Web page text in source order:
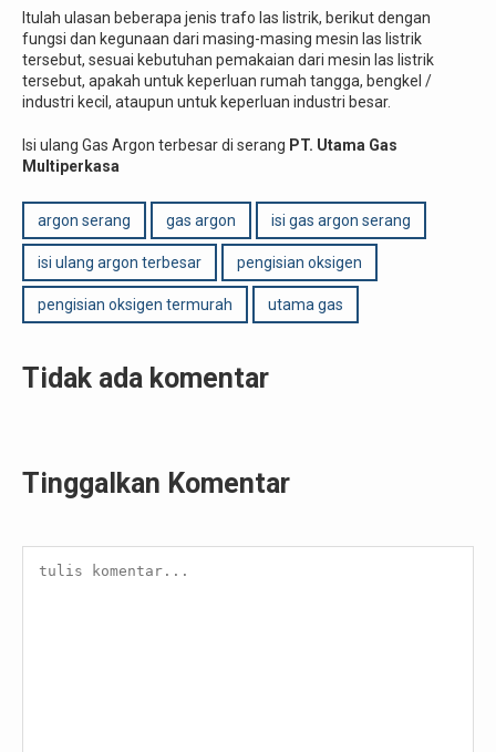
Itulah ulasan beberapa jenis trafo las listrik, berikut dengan
fungsi dan kegunaan dari masing-masing mesin las listrik
tersebut, sesuai kebutuhan pemakaian dari mesin las listrik
tersebut, apakah untuk keperluan rumah tangga, bengkel /
industri kecil, ataupun untuk keperluan industri besar.
Isi ulang Gas Argon terbesar di serang PT. Utama Gas
Multiperkasa
argon serang gas argon isi gas argon serang
isi ulang argon terbesar pengisian oksigen
pengisian oksigen termurah utama gas
Tidak ada komentar
Tinggalkan Komentar